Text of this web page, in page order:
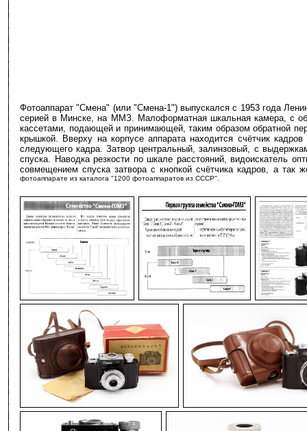
Фотоаппарат "Смена" (или "Смена-1") выпускался с 1953 года
серией в Минске, на ММЗ. Малоформатная шкальная камера, с
кассетами, подающей и принимающей, таким образом обратной
крышкой. Вверху на корпусе аппарата находится счётчик
следующего кадра. Затвор центральный, залинзовый, с
спуска. Наводка резкости по шкале расстояний, видоискатель
совмещением спуска затвора с кнопкой счётчика кадров, а
фотоаппарате из каталога "1200 фотоаппаратов из СССР".